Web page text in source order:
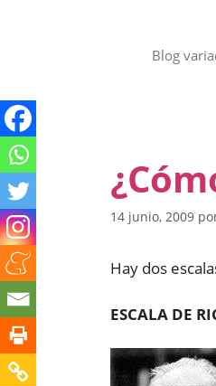
Blog
14 junio, 2009
Hay dos
ESCALA DE